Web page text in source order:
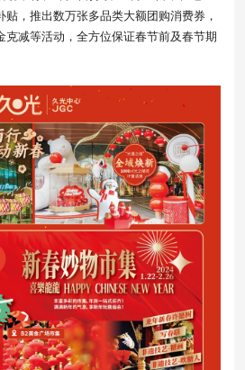
，推出数万张多品类大额团购消费券，
克减等活动，全方位保证春节前及春节期